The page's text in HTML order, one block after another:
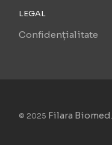
LEGAL
Confidențialitate
© 2025 Filara Biomed